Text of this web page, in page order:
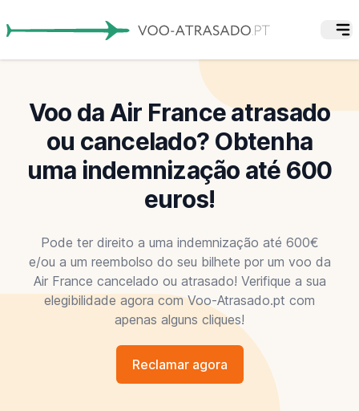
Voo da Air France atrasado
ou cancelado? Obtenha
uma indemnização até 600
euros!
Pode ter direito a uma indemnização até 600€
e/ou a um reembolso do seu bilhete por um voo da
Air France cancelado ou atrasado! Verifique a sua
elegibilidade agora com Voo-Atrasado.pt com
apenas alguns cliques!
Reclamar agora